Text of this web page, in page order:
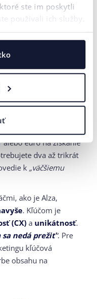
ste im poskytli
používali ich služby.
a
nárastom, z 5,8
31
a ako Andrej Kajan
„prečistenie“trhu.
ďalej sťažuje pozíciu
alebo euro na získanie
dva až trikrát
k „väčšiemu
ako je Alza,
. Kľúčom je
(CX) a unikátnosť.
sa nedá prežiť“. Pre
kľúčová
obsahu na